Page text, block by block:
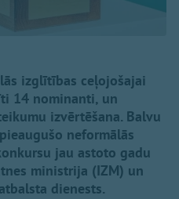
izglītības ceļojošajai
14 nominanti, un
izvērtēšana. Balvu
neformālās
jau astoto gadu
ministrija (IZM) un
dienests.